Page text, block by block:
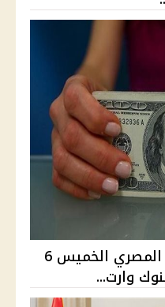
سعر الدولار مقابل الجنيه المصري الخميس 6